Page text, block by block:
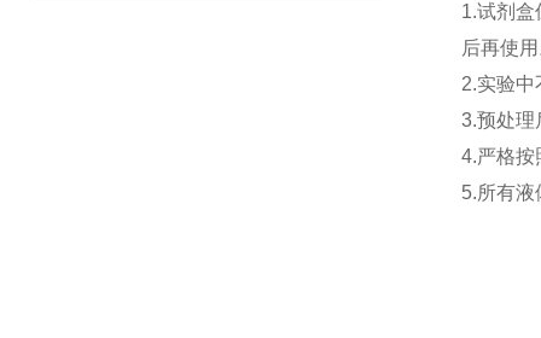
1.试剂盒
后再使
2.实验中
3.预处理
4.严格按
5.所有